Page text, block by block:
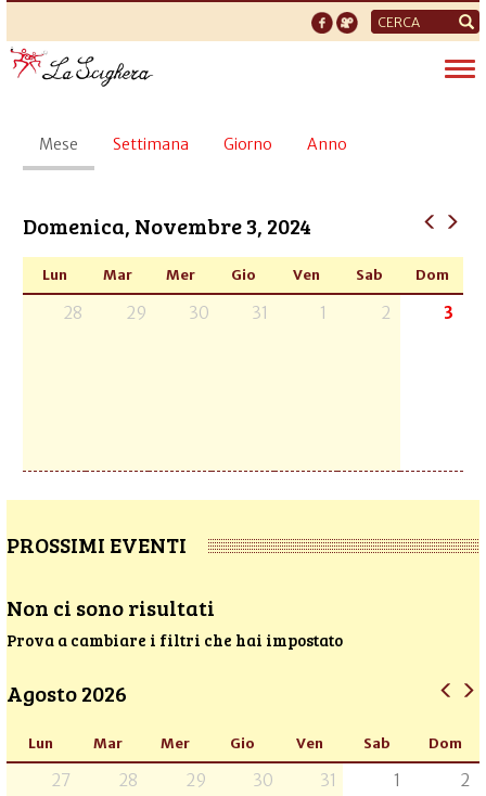
Form
di
ricerca
Schede
primarie
Mese (scheda
attiva)
Settimana Giorno Anno
Domenica, Novembre 3, 2024
Lun Mar Mer Gio Ven Sab Dom
28 29 30 31 1 2 3
PROSSIMI EVENTI
Non ci sono risultati
Prova a cambiare i filtri che hai impostato
Agosto 2026
Lun Mar Mer Gio Ven Sab Dom
27 28 29 30 31 1
2